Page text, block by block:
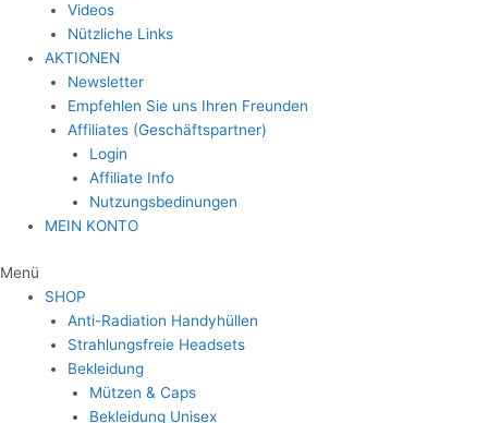
Videos
Nützliche Links
AKTIONEN
Newsletter
Empfehlen Sie uns Ihren Freunden
Affiliates (Geschäftspartner)
Login
Affiliate Info
Nutzungsbedinungen
MEIN KONTO
Menü
SHOP
Anti-Radiation Handyhüllen
Strahlungsfreie Headsets
Bekleidung
Mützen & Caps
Bekleidung Unisex